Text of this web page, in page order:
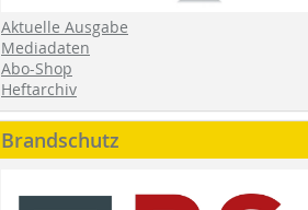
Aktuelle Ausgabe
Mediadaten
Abo-Shop
Heftarchiv
Brandschutz